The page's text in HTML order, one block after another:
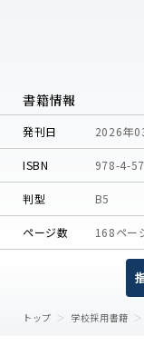
書籍情報
発刊日 2026年
ISBN 978-4-
判型 B5
ページ数 168ペー
トップ 学校採用書籍